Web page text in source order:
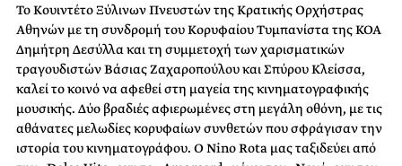
Το Κουιντέτο Ξύλινων Πνευστών της Κρατικής Ορχήστρας
Αθηνών με τη συνδρομή του Κορυφαίου Τυμπανίστα της ΚΟΑ
Δημήτρη Δεσύλλα και τη συμμετοχή των χαρισματικών
τραγουδιστών Βάσιας Ζαχαροπούλου και Σπύρου Κλείσσα,
καλεί το κοινό να αφεθεί στη μαγεία της κινηματογραφικής
μουσικής. Δύο βραδιές αφιερωμένες στη μεγάλη οθόνη, με τις
αθάνατες μελωδίες κορυφαίων συνθετών που σφράγισαν την
ιστορία του κινηματογράφου. Ο Nino Rota μας ταξιδεύει από